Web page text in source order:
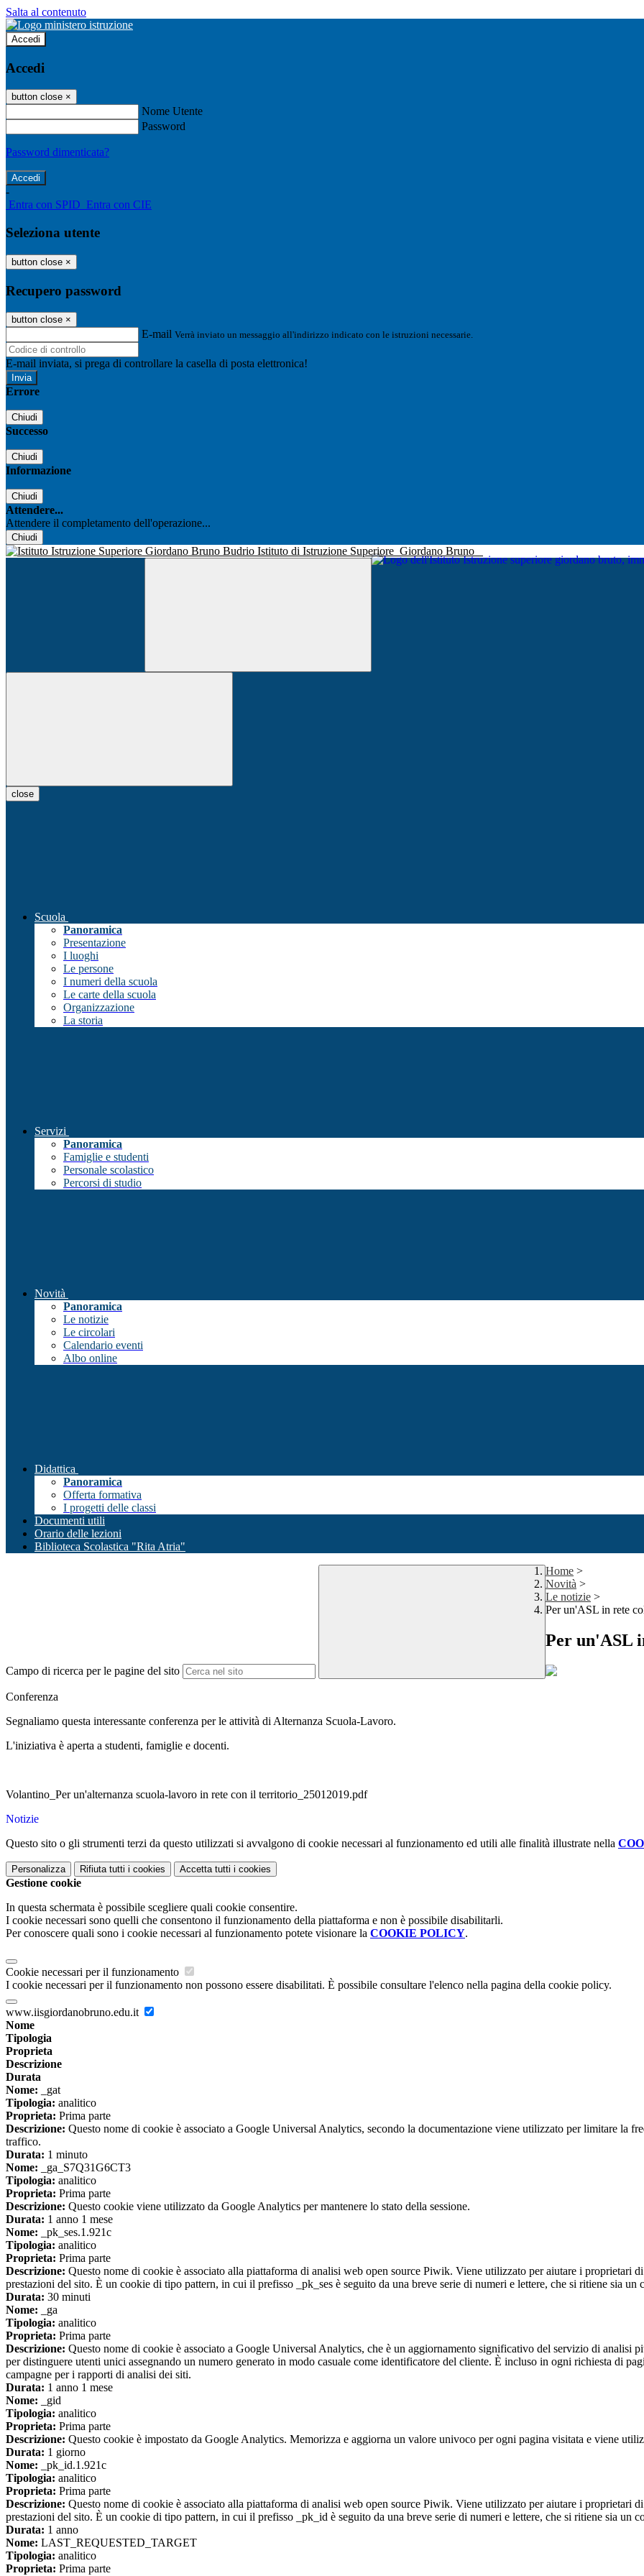
Salta al contenuto
Accedi
Accedi
button close ×
Nome Utente
Password
Password dimenticata?
-
Entra con SPID Entra con CIE
Seleziona utente
button close ×
Recupero password
button close ×
E-mail Verrà inviato un messaggio all'indirizzo indicato con le istruzioni necessarie.
E-mail inviata, si prega di controllare la casella di posta elettronica!
Errore
Chiudi
Successo
Chiudi
Informazione
Chiudi
Attendere...
Attendere il completamento dell'operazione...
Chiudi
Istituto di Istruzione Superiore Giordano Bruno
close
Scuola
Panoramica
Presentazione
I luoghi
Le persone
I numeri della scuola
Le carte della scuola
Organizzazione
La storia
Servizi
Panoramica
Famiglie e studenti
Personale scolastico
Percorsi di studio
Novità
Panoramica
Le notizie
Le circolari
Calendario eventi
Albo online
Didattica
Panoramica
Offerta formativa
I progetti delle classi
Documenti utili
Orario delle lezioni
Biblioteca Scolastica "Rita Atria"
Campo di ricerca per le pagine del sito
Home >
Novità >
Le notizie >
Per un'ASL in rete
Per un'ASL
Conferenza
Segnaliamo questa interessante conferenza per le attività di Alternanza Scuola-Lavoro.
L'iniziativa è aperta a studenti, famiglie e docenti.
Volantino_Per un'alternanza scuola-lavoro in rete con il territorio_25012019.pdf
Notizie
Questo sito o gli strumenti terzi da questo utilizzati si avvalgono di cookie necessari al funzionamento ed utili alle finalità illustrate nella
Personalizza Rifiuta tutti i cookies Accetta tutti i cookies
Gestione cookie
In questa schermata è possibile scegliere quali cookie consentire.
I cookie necessari sono quelli che consentono il funzionamento della piattaforma e non è possibile disabilitarli.
Per conoscere quali sono i cookie necessari al funzionamento potete visionare la COOKIE POLICY.
Cookie necessari per il funzionamento
I cookie necessari per il funzionamento non possono essere disabilitati. È possibile consultare l'elenco nella pagina della cookie policy.
www.iisgiordanobruno.edu.it
Nome
Tipologia
Proprieta
Descrizione
Durata
Nome: _gat
Tipologia: analitico
Proprieta: Prima parte
Descrizione: Questo nome di cookie è associato a Google Universal Analytics, secondo la documentazione viene utilizzato per limitare la
traffico.
Durata: 1 minuto
Nome: _ga_S7Q31G6CT3
Tipologia: analitico
Proprieta: Prima parte
Descrizione: Questo cookie viene utilizzato da Google Analytics per mantenere lo stato della sessione.
Durata: 1 anno 1 mese
Nome: _pk_ses.1.921c
Tipologia: analitico
Proprieta: Prima parte
Descrizione: Questo nome di cookie è associato alla piattaforma di analisi web open source Piwik. Viene utilizzato per aiutare i proprietari
prestazioni del sito. È un cookie di tipo pattern, in cui il prefisso _pk_ses è seguito da una breve serie di numeri e lettere, che si ritiene sia
Durata: 30 minuti
Nome: _ga
Tipologia: analitico
Proprieta: Prima parte
Descrizione: Questo nome di cookie è associato a Google Universal Analytics, che è un aggiornamento significativo del servizio di analisi
per distinguere utenti unici assegnando un numero generato in modo casuale come identificatore del cliente. È incluso in ogni richiesta di
campagne per i rapporti di analisi dei siti.
Durata: 1 anno 1 mese
Nome: _gid
Tipologia: analitico
Proprieta: Prima parte
Descrizione: Questo cookie è impostato da Google Analytics. Memorizza e aggiorna un valore univoco per ogni pagina visitata e viene
Durata: 1 giorno
Nome: _pk_id.1.921c
Tipologia: analitico
Proprieta: Prima parte
Descrizione: Questo nome di cookie è associato alla piattaforma di analisi web open source Piwik. Viene utilizzato per aiutare i proprietari
prestazioni del sito. È un cookie di tipo pattern, in cui il prefisso _pk_id è seguito da una breve serie di numeri e lettere, che si ritiene sia un
Durata: 1 anno
Nome: LAST_REQUESTED_TARGET
Tipologia: analitico
Proprieta: Prima parte